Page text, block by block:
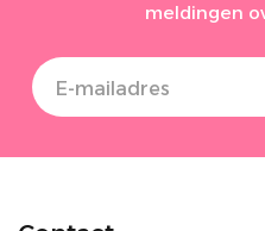
meldingen